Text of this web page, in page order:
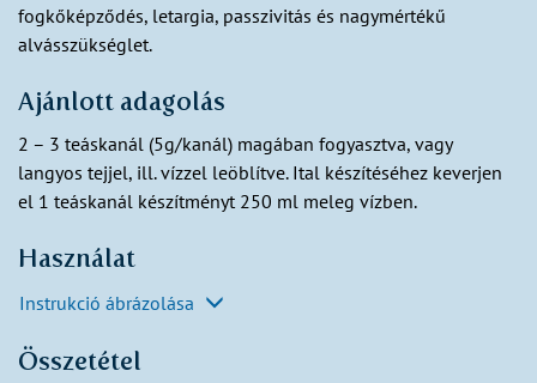
fogkőképződés, letargia, passzivitás és nagymértékű
alvásszükséglet.
Ajánlott adagolás
2 – 3 teáskanál (5g/kanál) magában fogyasztva, vagy
langyos tejjel, ill. vízzel leöblítve. Ital készítéséhez keverjen
el 1 teáskanál készítményt 250 ml meleg vízben.
Használat
Instrukció ábrázolása
Összetétel